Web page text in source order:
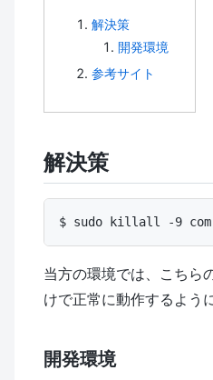
解決策
開発環境
参考サイト
解決策
当方の環境では、こちら
けで正常に動作するよう
開発環境